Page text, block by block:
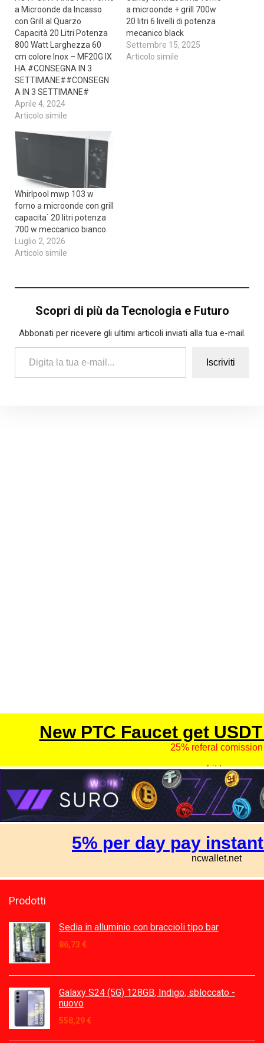
a Microonde da Incasso
con Grill al Quarzo
Capacità 20 Litri Potenza
800 Watt Larghezza 60
cm colore Inox – MF20G IX
HA #CONSEGNA IN 3
SETTIMANE##CONSEGN
A IN 3 SETTIMANE#
Aprile 4, 2024
Articolo simile
a microonde + grill 700w
20 litri 6 livelli di potenza
mecanico black
Settembre 15, 2025
Articolo simile
Whirlpool mwp 103 w
forno a microonde con grill
capacita` 20 litri potenza
700 w meccanico bianco
Luglio 2, 2026
Articolo simile
Scopri di più da Tecnologia e Futuro
Abbonati per ricevere gli ultimi articoli inviati alla tua e-mail.
Digita la tua e-mail...
Iscriviti
Prodotti
Sedia in alluminio con braccioli tipo bar
86,73 €
Galaxy S24 (5G) 128GB, Indigo, sbloccato -
nuovo
558,29 €